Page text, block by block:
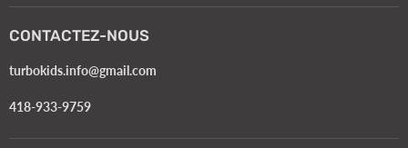
CONTACTEZ-NOUS
turbokids.info@gmail.com
418-933-9759